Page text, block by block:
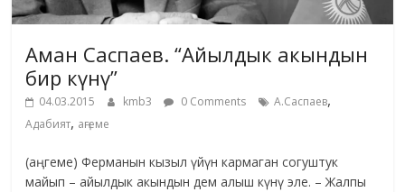
Аман Саспаев. “Айылдык акындын
бир күнү”
04.03.2015 kmb3 0 Comments А.Саспаев,
Адабият, аңгеме
(аңгеме) Ферманын кызыл үйүн кармаган согуштук
майып – айылдык акындын дем алыш күнү эле. – Жалпы